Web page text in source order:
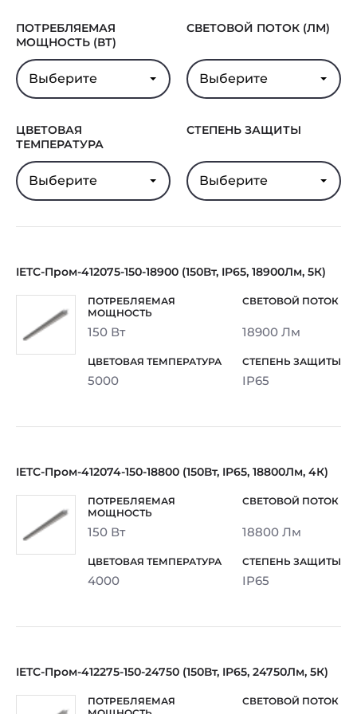
ПОТРЕБЛЯЕМАЯ
МОЩНОСТЬ (ВТ)
Выберите
СВЕТОВОЙ ПОТОК (ЛМ)
Выберите
ЦВЕТОВАЯ
ТЕМПЕРАТУРА
Выберите
СТЕПЕНЬ ЗАЩИТЫ
Выберите
IETC-Пром-412075-150-18900 (150Вт, IP65, 18900Лм, 5К)
150 Вт 18900 Лм
5000 IP65
IETC-Пром-412074-150-18800 (150Вт, IP65, 18800Лм, 4К)
150 Вт 18800 Лм
4000 IP65
IETC-Пром-412275-150-24750 (150Вт, IP65, 24750Лм, 5К)